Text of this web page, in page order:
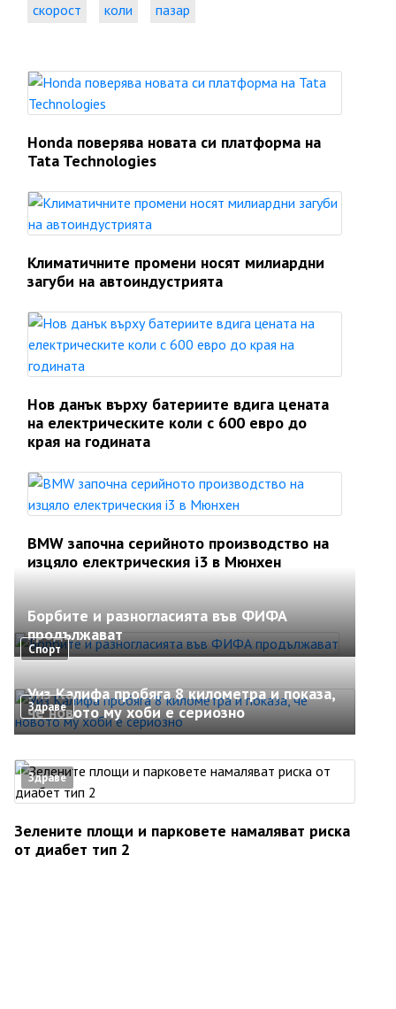
скорост
коли пазар
Honda поверява новата си платформа на
Tata Technologies
Климатичните промени носят милиардни
загуби на автоиндустрията
Нов данък върху батериите вдига цената
на електрическите коли с 600 евро до
края на годината
BMW започна серийното производство на
изцяло електрическия i3 в Мюнхен
Спорт
Борбите и разногласията във ФИФА
продължават
Здраве
Уиз Калифа пробяга 8 километра и показа,
че новото му хоби е сериозно
Здраве
Зелените площи и парковете намаляват риска
от диабет тип 2